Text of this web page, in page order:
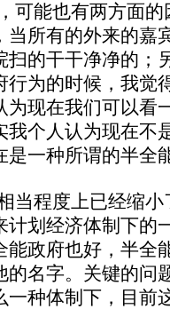
可能也有两方面
当所有的外来的嘉
扫的干干净净的；
行为的时候，我觉
为现在我们可以看
我个人认为现在不
是一种所谓的半全
当程度上已经缩
计划经济体制下的
能政府也好，半全
的名字。关键的问
一种体制下，目前